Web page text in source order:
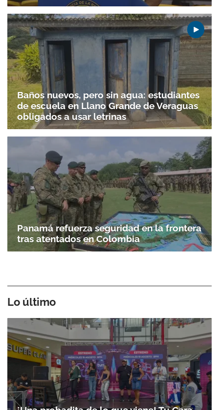
Baños nuevos, pero sin agua: estudiantes
de escuela en Llano Grande de Veraguas
obligados a usar letrinas
Panamá refuerza seguridad en la frontera
tras atentados en Colombia
Lo último